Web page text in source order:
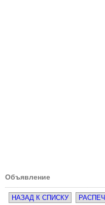
Объявление
НАЗАД К СПИСКУ